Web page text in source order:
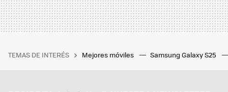
TEMAS DE INTERÉS Mejores móviles Samsung Galaxy S25